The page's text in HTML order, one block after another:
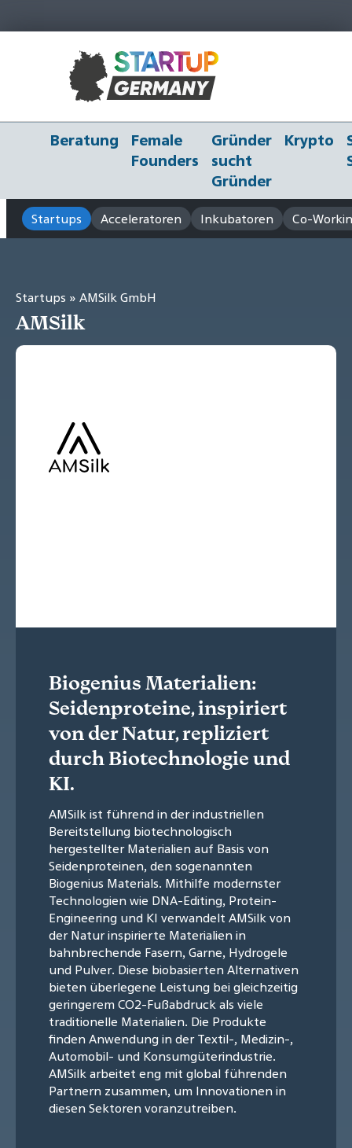
Beratung
Female
Founders
Gründer
sucht
Gründer
Krypto
Startups Acceleratoren Inkubatoren Co-
Startups » AMSilk GmbH
AMSilk
Biogenius Materialien:
Seidenproteine, inspiriert
von der Natur, repliziert
durch Biotechnologie und
KI.
AMSilk ist führend in der industriellen
Bereitstellung biotechnologisch
hergestellter Materialien auf Basis von
Seidenproteinen, den sogenannten
Biogenius Materials. Mithilfe modernster
Technologien wie DNA-Editing, Protein-
Engineering und KI verwandelt AMSilk von
der Natur inspirierte Materialien in
bahnbrechende Fasern, Garne, Hydrogele
und Pulver. Diese biobasierten Alternativen
bieten überlegene Leistung bei gleichzeitig
geringerem CO2-Fußabdruck als viele
traditionelle Materialien. Die Produkte
finden Anwendung in der Textil-, Medizin-,
Automobil- und Konsumgüterindustrie.
AMSilk arbeitet eng mit global führenden
Partnern zusammen, um Innovationen in
diesen Sektoren voranzutreiben.